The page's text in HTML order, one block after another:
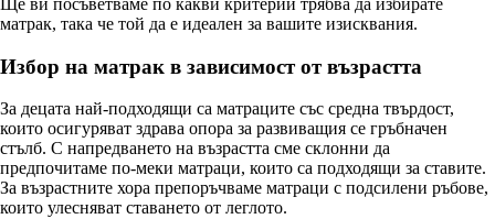
матрак, така че той да е идеален за вашите изисквания.
Избор на матрак в зависимост от възрастта
За децата най-подходящи са матраците със средна твърдост,
които осигуряват здрава опора за развиващия се гръбначен
стълб. С напредването на възрастта сме склонни да
предпочитаме по-меки матраци, които са подходящи за ставите.
За възрастните хора препоръчваме матраци с подсилени ръбове,
които улесняват ставането от леглото.